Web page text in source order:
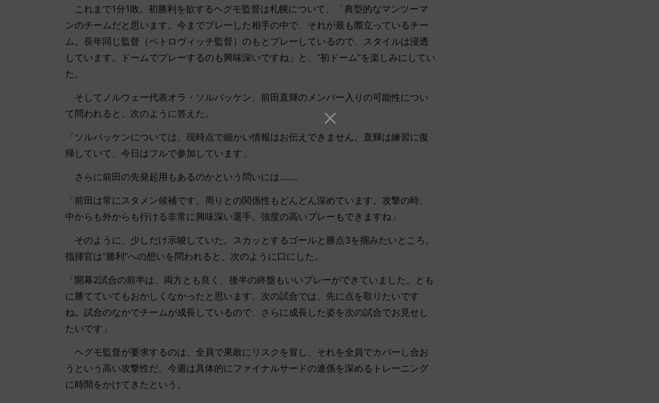
これまで1分1敗。初勝利を欲するヘグモ監督は札幌について、「典型的なマンツーマ
ンのチームだと思います。今までプレーした相手の中で、それが最も際立っているチー
ム。長年同じ監督（ペトロヴィッチ監督）のもとプレーしているので、スタイルは浸透
しています。ドームでプレーするのも興味深いですね」と、“初ドーム”を楽しみにしてい
た。
そしてノルウェー代表オラ・ソルバッケン、前田直輝のメンバー入りの可能性につい
て問われると、次のように答えた。
「ソルバッケンについては、現時点で細かい情報はお伝えできません。直輝は練習に復
帰していて、今日はフルで参加しています」
さらに前田の先発起用もあるのかという問いには……。
「前田は常にスタメン候補です。周りとの関係性もどんどん深めています。攻撃の時、
中からも外からも行ける非常に興味深い選手。強度の高いプレーもできますね」
そのように、少しだけ示唆していた。スカッとするゴールと勝点3を掴みたいところ。
指揮官は”勝利”への想いを問われると、次のように口にした。
「開幕2試合の前半は、両方とも良く、後半の終盤もいいプレーができていました。とも
に勝てていてもおかしくなかったと思います。次の試合では、先に点を取りたいです
ね。試合のなかでチームが成長しているので、さらに成長した姿を次の試合でお見せし
たいです」
ヘグモ監督が要求するのは、全員で果敢にリスクを冒し、それを全員でカバーし合お
うという高い攻撃性だ。今週は具体的にファイナルサードの連係を深めるトレーニング
に時間をかけてきたという。